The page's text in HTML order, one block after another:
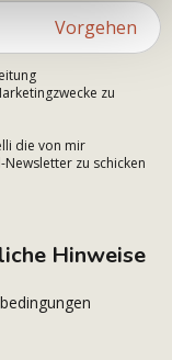
Vorgehen
zu
die von mir
zu schicken
Hinweise